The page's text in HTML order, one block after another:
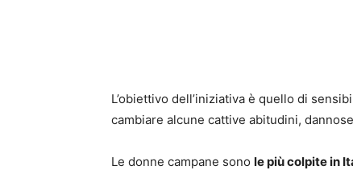
L’obiettivo dell’iniziativa è quello di
cambiare alcune cattive abitudini,
Le donne campane sono le più colpite in